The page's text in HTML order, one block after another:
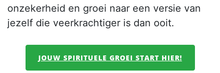
onzekerheid en groei naar een versie van
jezelf die veerkrachtiger is dan ooit.
JOUW SPIRITUELE GROEI START HIER!